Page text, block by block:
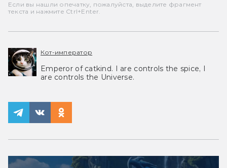
Если вы нашли опечатку, пожалуйста, выделите фрагмент
текста и нажмите Ctrl+Enter.
Кот-император
Emperor of catkind. I are controls the spice, I
are controls the Universe.